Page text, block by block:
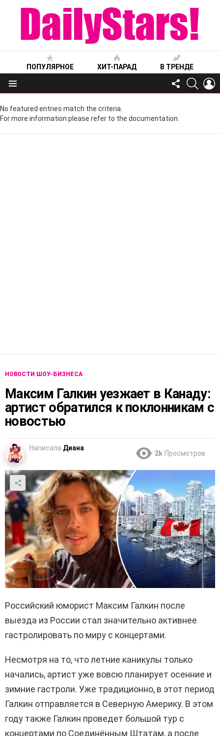
ПОПУЛЯРНОЕ ХИТ-ПАРАД В ТРЕНДЕ
Меню
FOLLOW
US
No featured entries match the criteria.
For more information please refer to the documentation.
НОВОСТИ ШОУ-БИЗНЕСА
Максим Галкин уезжает в Канаду:
артист обратился к поклонникам с
новостью
Написала Диана
2k Просмотров
Российский юморист Максим Галкин после
выезда из России стал значительно активнее
гастролировать по миру с концертами.
Несмотря на то, что летние каникулы только
начались, артист уже вовсю планирует осенние и
зимние гастроли. Уже традиционно, в этот период
Галкин отправляется в Северную Америку. В этом
году также Галкин проведет большой тур с
концертами по Соединённым Штатам, а после